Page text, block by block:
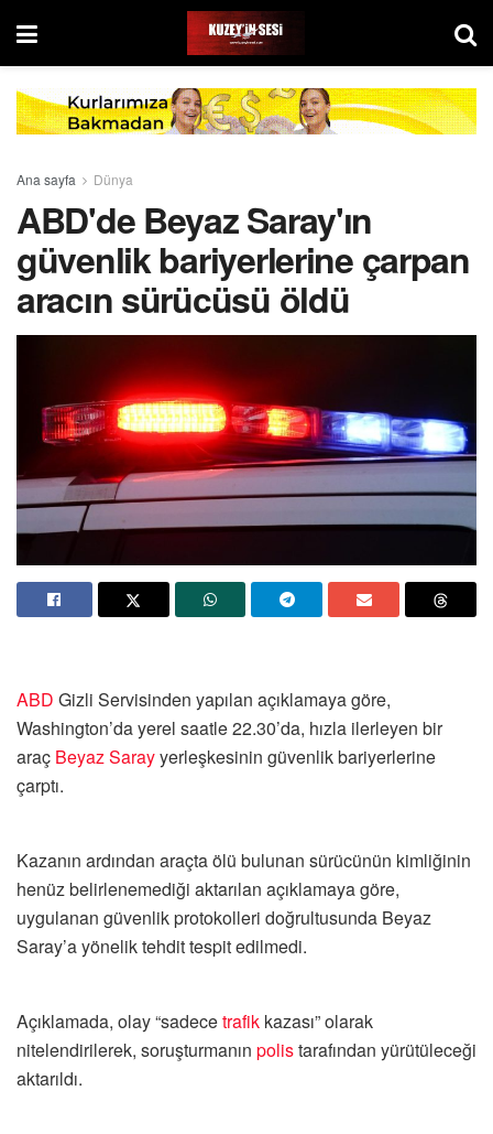
Ana sayfa Dünya
ABD'de Beyaz Saray'ın
güvenlik bariyerlerine çarpan
aracın sürücüsü öldü
ABD Gizli Servisinden yapılan açıklamaya göre,
Washington’da yerel saatle 22.30’da, hızla ilerleyen bir
araç Beyaz Sarayyerleşkesinin güvenlik bariyerlerine
çarptı.
Kazanın ardından araçta ölü bulunan sürücünün kimliğinin
henüz belirlenemediği aktarılan açıklamaya göre,
uygulanan güvenlik protokolleri doğrultusunda Beyaz
Saray’a yönelik tehdit tespit edilmedi.
Açıklamada, olay “sadecetrafik kazası” olarak
nitelendirilerek, soruşturmanın polistarafından yürütüleceği
aktarıldı.